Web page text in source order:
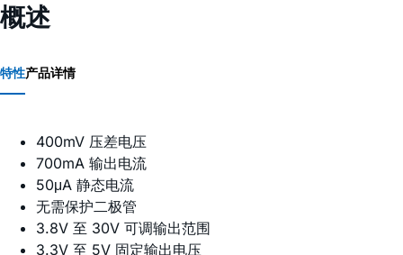
概述
特性产品详情
400mV 压差电压
700mA 输出电流
50μA 静态电流
无需保护二极管
3.8V 至 30V 可调输出范围
3.3V 至 5V 固定输出电压